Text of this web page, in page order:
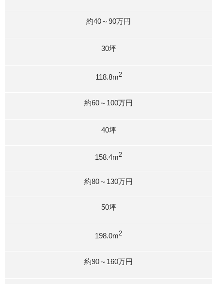
約40～90万円
30坪
118.8m2
約60～100万円
40坪
158.4m2
約80～130万円
50坪
198.0m2
約90～160万円